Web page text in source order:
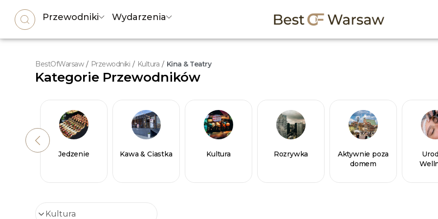
Przewodniki Wydarzenia
BestOfWarsaw / Przewodniki / Kultura / Kina & Teatry
Kategorie Przewodników
Jedzenie Kawa & Ciastka Kultura Rozrywka
Aktywnie poza
domem